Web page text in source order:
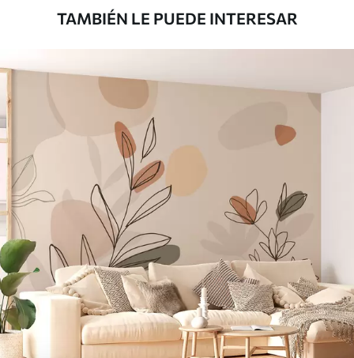
TAMBIÉN LE PUEDE INTERESAR